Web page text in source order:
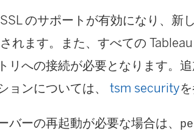
のサポートが有効になり、新
れます。また、すべての
リへの接続が必要となります。
ョンについては、tsm security
バーの再起動が必要な場合は、